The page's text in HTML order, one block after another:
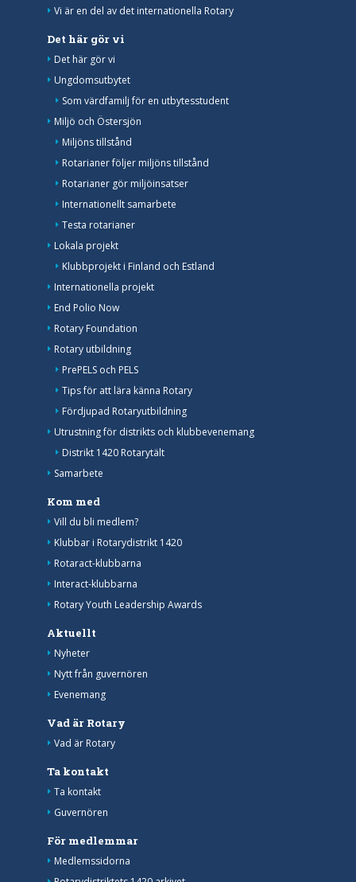
Vi är en del av det internationella Rotary
Det här gör vi
Det här gör vi
Ungdomsutbytet
Som värdfamilj för en utbytesstudent
Miljö och Östersjön
Miljöns tillstånd
Rotarianer följer miljöns tillstånd
Rotarianer gör miljöinsatser
Internationellt samarbete
Testa rotarianer
Lokala projekt
Klubbprojekt i Finland och Estland
Internationella projekt
End Polio Now
Rotary Foundation
Rotary utbildning
PrePELS och PELS
Tips för att lära känna Rotary
Fördjupad Rotaryutbildning
Utrustning för distrikts och klubbevenemang
Distrikt 1420 Rotarytält
Samarbete
Kom med
Vill du bli medlem?
Klubbar i Rotarydistrikt 1420
Rotaract-klubbarna
Interact-klubbarna
Rotary Youth Leadership Awards
Aktuellt
Nyheter
Nytt från guvernören
Evenemang
Vad är Rotary
Vad är Rotary
Ta kontakt
Ta kontakt
Guvernören
För medlemmar
Medlemssidorna